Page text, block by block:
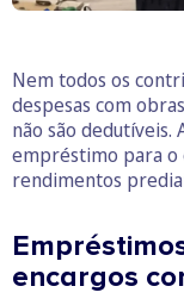
Nem todos os
despesas com
não são dedutíveis.
empréstimo para o
rendimentos
encargos